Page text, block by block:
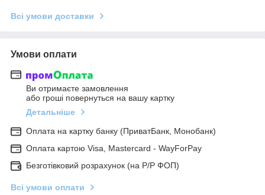
Всі умови доставки
Умови оплати
Ви отримаєте замовлення
або гроші повернуться на вашу картку
Детальніше
Оплата на картку банку (ПриватБанк, Монобанк)
Оплата картою Visa, Mastercard - WayForPay
Безготівковий розрахунок (на Р/Р ФОП)
Всі умови оплати